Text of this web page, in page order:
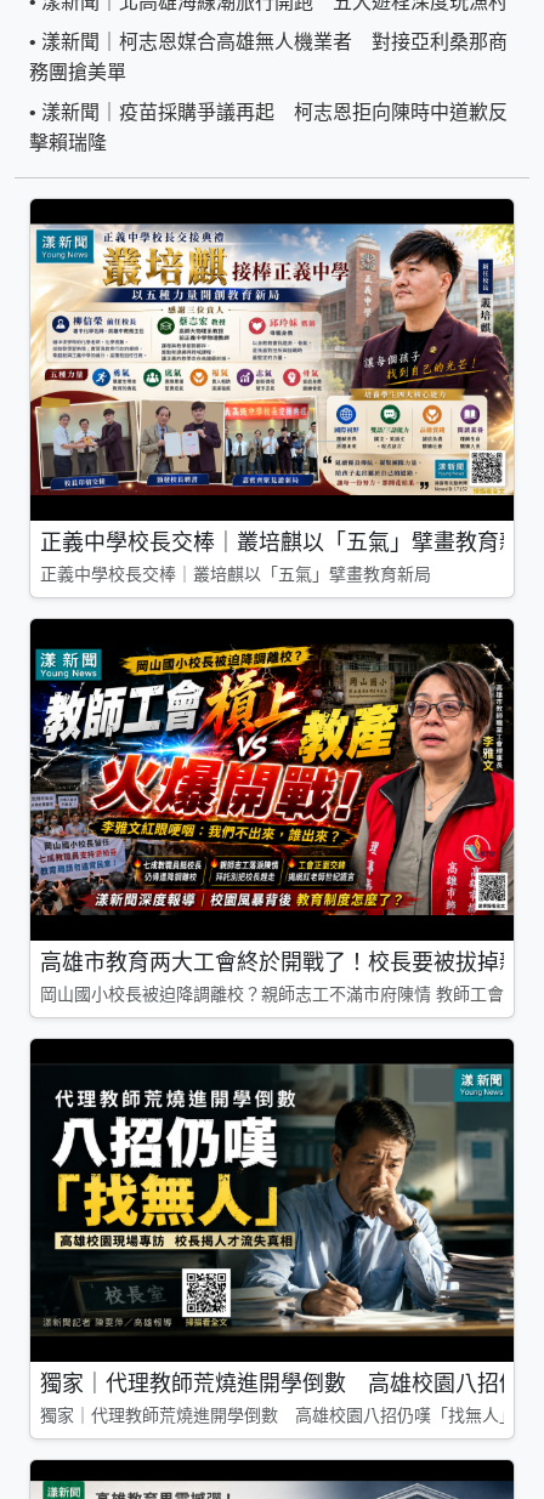
• 漾新聞｜柯志恩媒合高雄無人機業者 對接亞利桑那商
務團搶美單
• 漾新聞｜疫苗採購爭議再起 柯志恩拒向陳時中道歉反
擊賴瑞隆
正義中學校長交棒｜叢培麒以「五氣」擘畫教育新局
正義中學校長交棒｜叢培麒以「五氣」擘畫教育新局
高雄市教育两大工會終於開戰了！校長要被拔掉親
岡山國小校長被迫降調離校？親師志工不滿市府陳情 教師工會槓
獨家｜代理教師荒燒進開學倒數 高雄校園八招仍
獨家｜代理教師荒燒進開學倒數 高雄校園八招仍嘆「找無人」